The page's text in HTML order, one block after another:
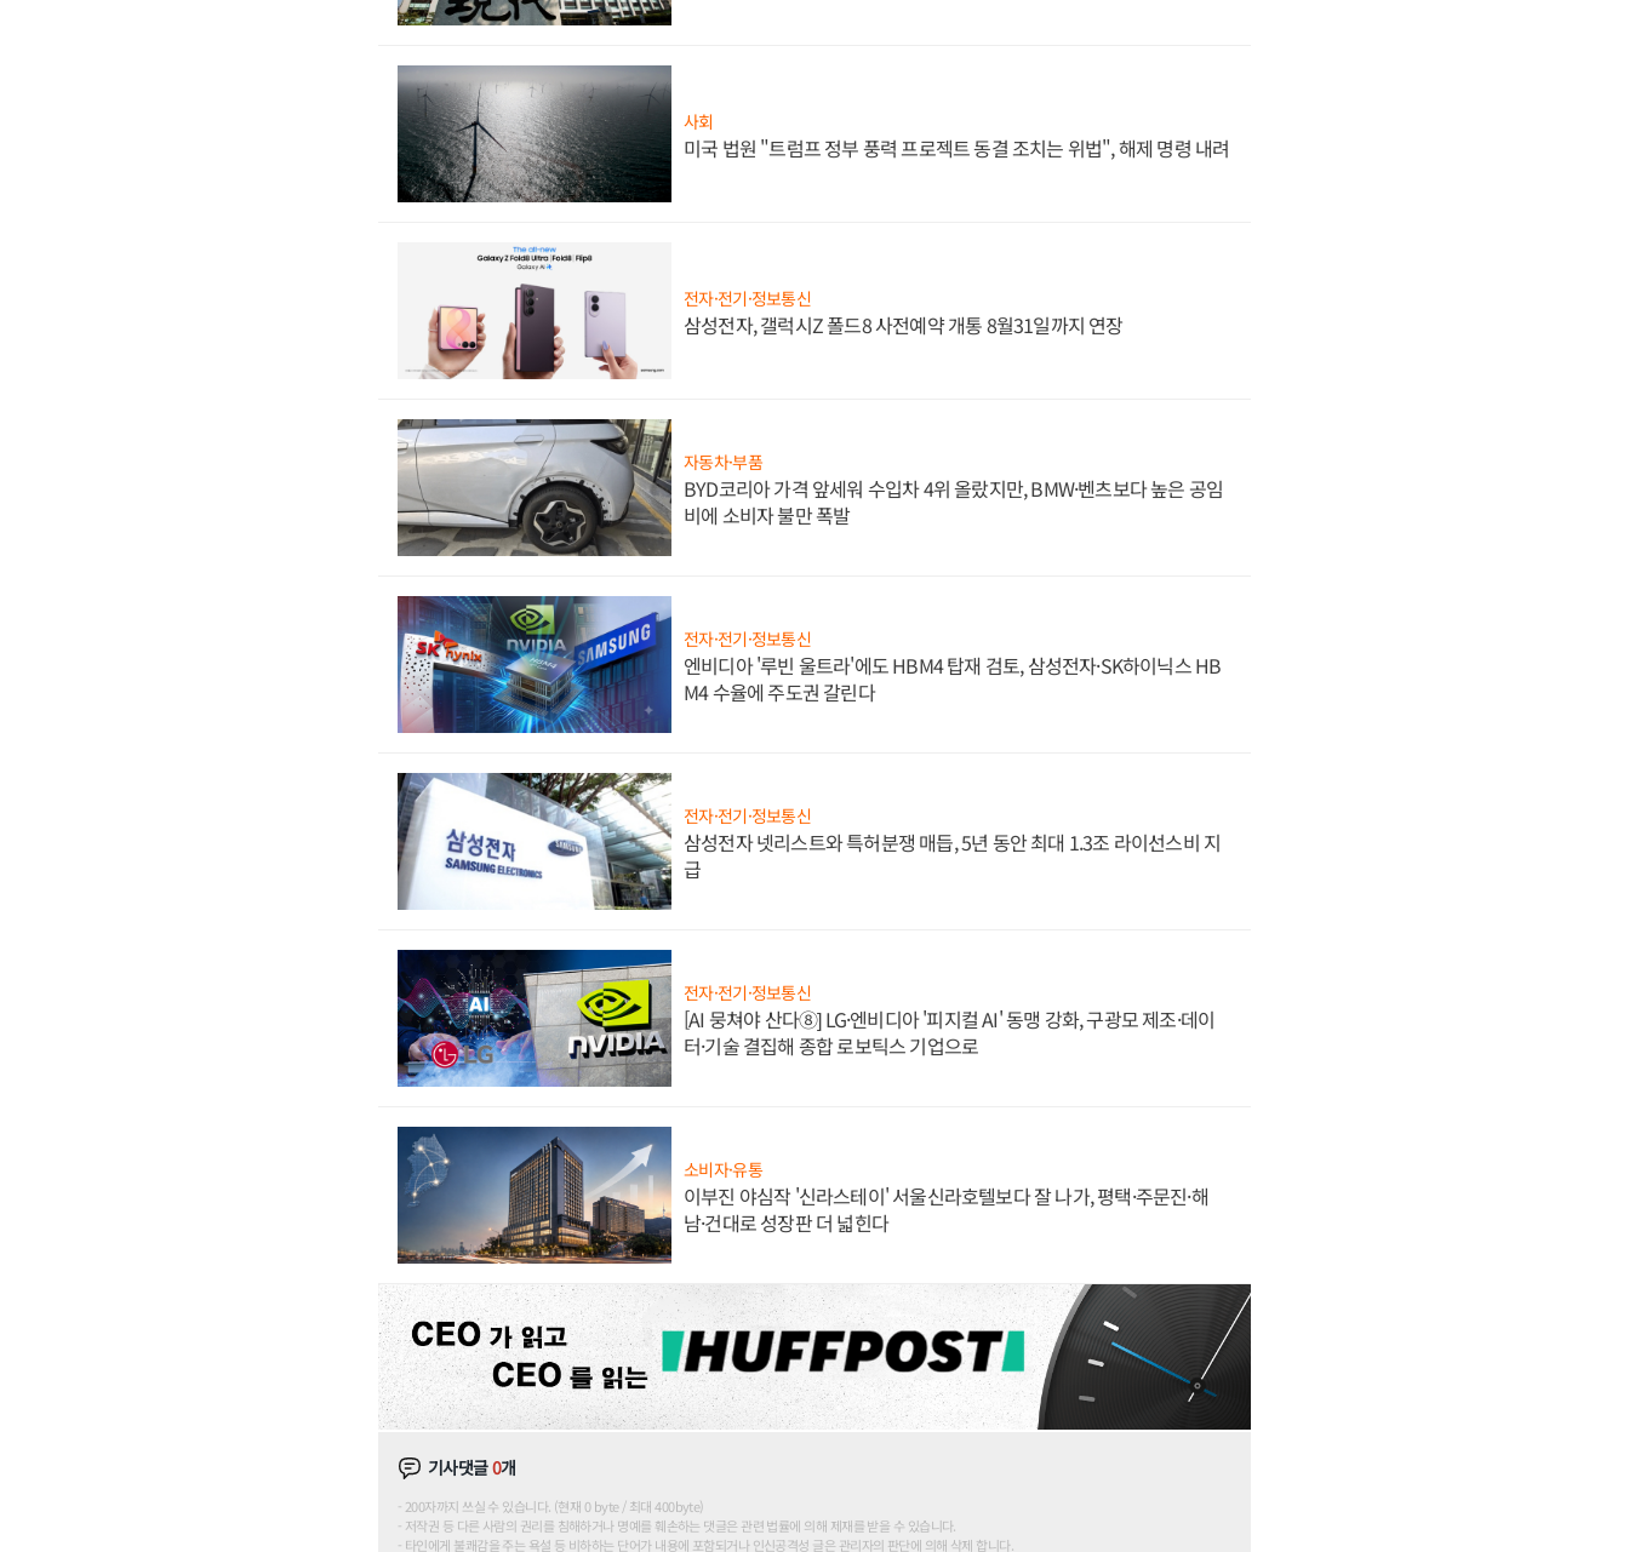
사회
미국 법원 "트럼프 정부 풍력 프로젝트 동결 조치는 위법", 해제 명령 내려
전자·전기·정보통신
삼성전자, 갤럭시Z 폴드8 사전예약 개통 8월31일까지 연장
자동차·부품
BYD코리아 가격 앞세워 수입차 4위 올랐지만, BMW·벤츠보다 높은 공임
비에 소비자 불만 폭발
전자·전기·정보통신
엔비디아 '루빈 울트라'에도 HBM4 탑재 검토, 삼성전자·SK하이닉스 HB
M4 수율에 주도권 갈린다
전자·전기·정보통신
삼성전자 넷리스트와 특허분쟁 매듭, 5년 동안 최대 1.3조 라이선스비 지
급
전자·전기·정보통신
[AI 뭉쳐야 산다⑧] LG·엔비디아 '피지컬 AI' 동맹 강화, 구광모 제조·데이
터·기술 결집해 종합 로보틱스 기업으로
소비자·유통
이부진 야심작 '신라스테이' 서울신라호텔보다 잘 나가, 평택·주문진·해
남·건대로 성장판 더 넓힌다
기사댓글0개
200자까지 쓰실 수 있습니다. (현재 0 byte / 최대 400byte)
저작권 등 다른 사람의 권리를 침해하거나 명예를 훼손하는 댓글은 관련 법률에 의해 제재를 받을 수 있습니다.
타인에게 불쾌감을 주는 욕설 등 비하하는 단어가 내용에 포함되거나 인신공격성 글은 관리자의 판단에 의해 삭제 합니다.